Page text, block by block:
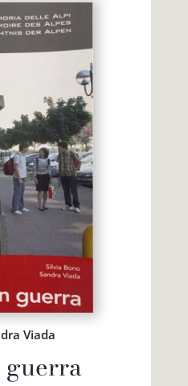
Viada
guerra